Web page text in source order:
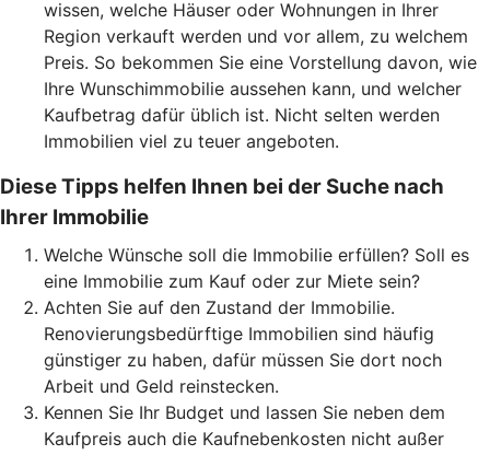
wissen, welche Häuser oder Wohnungen in Ihrer
Region verkauft werden und vor allem, zu welchem
Preis. So bekommen Sie eine Vorstellung davon, wie
Ihre Wunschimmobilie aussehen kann, und welcher
Kaufbetrag dafür üblich ist. Nicht selten werden
Immobilien viel zu teuer angeboten.
Diese Tipps helfen Ihnen bei der Suche nach
Ihrer Immobilie
Welche Wünsche soll die Immobilie erfüllen? Soll es
eine Immobilie zum Kauf oder zur Miete sein?
Achten Sie auf den Zustand der Immobilie.
Renovierungsbedürftige Immobilien sind häufig
günstiger zu haben, dafür müssen Sie dort noch
Arbeit und Geld reinstecken.
Kennen Sie Ihr Budget und lassen Sie neben dem
Kaufpreis auch die Kaufnebenkosten nicht außer